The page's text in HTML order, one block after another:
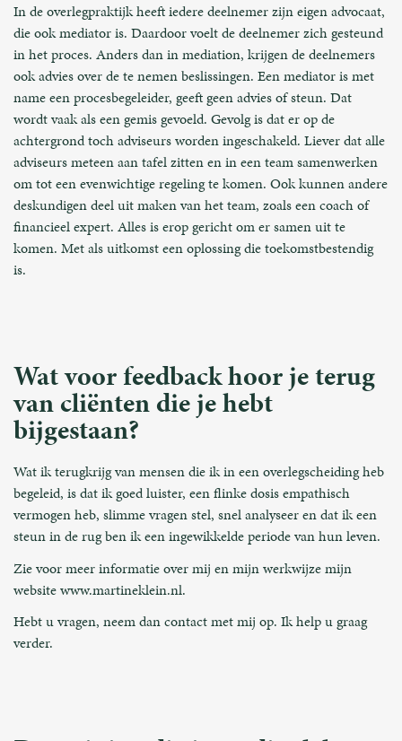
In de overlegpraktijk heeft iedere deelnemer zijn eigen advocaat,
die ook mediator is. Daardoor voelt de deelnemer zich gesteund
in het proces. Anders dan in mediation, krijgen de deelnemers
ook advies over de te nemen beslissingen. Een mediator is met
name een procesbegeleider, geeft geen advies of steun. Dat
wordt vaak als een gemis gevoeld. Gevolg is dat er op de
achtergrond toch adviseurs worden ingeschakeld. Liever dat alle
adviseurs meteen aan tafel zitten en in een team samenwerken
om tot een evenwichtige regeling te komen. Ook kunnen andere
deskundigen deel uit maken van het team, zoals een coach of
financieel expert. Alles is erop gericht om er samen uit te
komen. Met als uitkomst een oplossing die toekomstbestendig
is.
Wat voor feedback hoor je terug
van cliënten die je hebt
bijgestaan?
Wat ik terugkrijg van mensen die ik in een overlegscheiding heb
begeleid, is dat ik goed luister, een flinke dosis empathisch
vermogen heb, slimme vragen stel, snel analyseer en dat ik een
steun in de rug ben ik een ingewikkelde periode van hun leven.
Zie voor meer informatie over mij en mijn werkwijze mijn
website www.martineklein.nl.
Hebt u vragen, neem dan contact met mij op. Ik help u graag
verder.